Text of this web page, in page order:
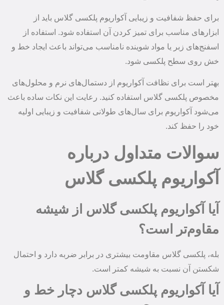
برای حفظ شفافیت و زیبایی آکواریوم پلکسی گلاس باید از
ابزارهای مناسب برای تمیز کردن آن استفاده شود. استفاده از
اسفنج‌های زبر یا مواد شوینده نامناسب می‌تواند باعث ایجاد خط و
خش روی سطح پلکسی شود.
بهتر است برای نظافت آکواریوم از دستمال‌های نرم و محلول‌های
مخصوص پلکسی گلاس استفاده کنید. رعایت این نکات ساده باعث
می‌شود آکواریوم برای سال‌های طولانی شفافیت و زیبایی اولیه
خود را حفظ کند.
سوالات متداول درباره
آکواریوم پلکسی گلاس
آیا آکواریوم پلکسی گلاس از شیشه
مقاوم‌تر است؟
بله، پلکسی گلاس مقاومت بیشتری در برابر ضربه دارد و احتمال
شکستن آن نسبت به شیشه کمتر است.
آیا آکواریوم پلکسی گلاس دچار خط و